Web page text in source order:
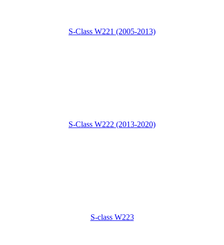
S-Class W221 (2005-2013)
S-Class W222 (2013-2020)
S-class W223